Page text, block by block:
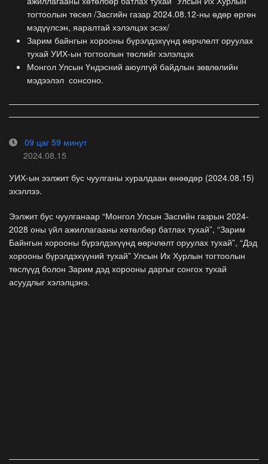
тогтоолын төсөл /Засгийн газар 2024.08.12-ны өдөр өргөн
мэдүүлсэн, яаралтай хэлэлцэх эсэх/
Зарим байнгын хорооны бүрэлдэхүүнд өөрчлөлт оруулах
тухай УИХ-ын тогтоолын төслийг хэлэлцэх
Монгол Улсын Үндэсний аюулгүй байдлын зөвлөлийн
мэдээлэл сонсоно.
09 цаг 59 минут
2024.08.15
УИХ-ын ээлжит бус чуулганы хуралдаан өнөөдөр (2024.08.15)
эхэллээ.
Ээлжит бус чуулганаар “Монгол Улсын Засгийн газрын 2024-
2028 оны үйл ажиллагааны хөтөлбөр батлах тухай”, “Зарим
Байнгын хорооны бүрэлдэхүүнд өөрчлөлт оруулах тухай”, “Дэд
хорооны бүрэлдэхүүний тухай” Улсын Их Хурлын тогтоолын
төслүүд болон Зарим дэд хорооны даргыг сонгох тухай
асуудлыг хэлэлцэнэ.